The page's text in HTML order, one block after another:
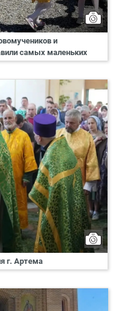
и
самых маленьких
г. Артема